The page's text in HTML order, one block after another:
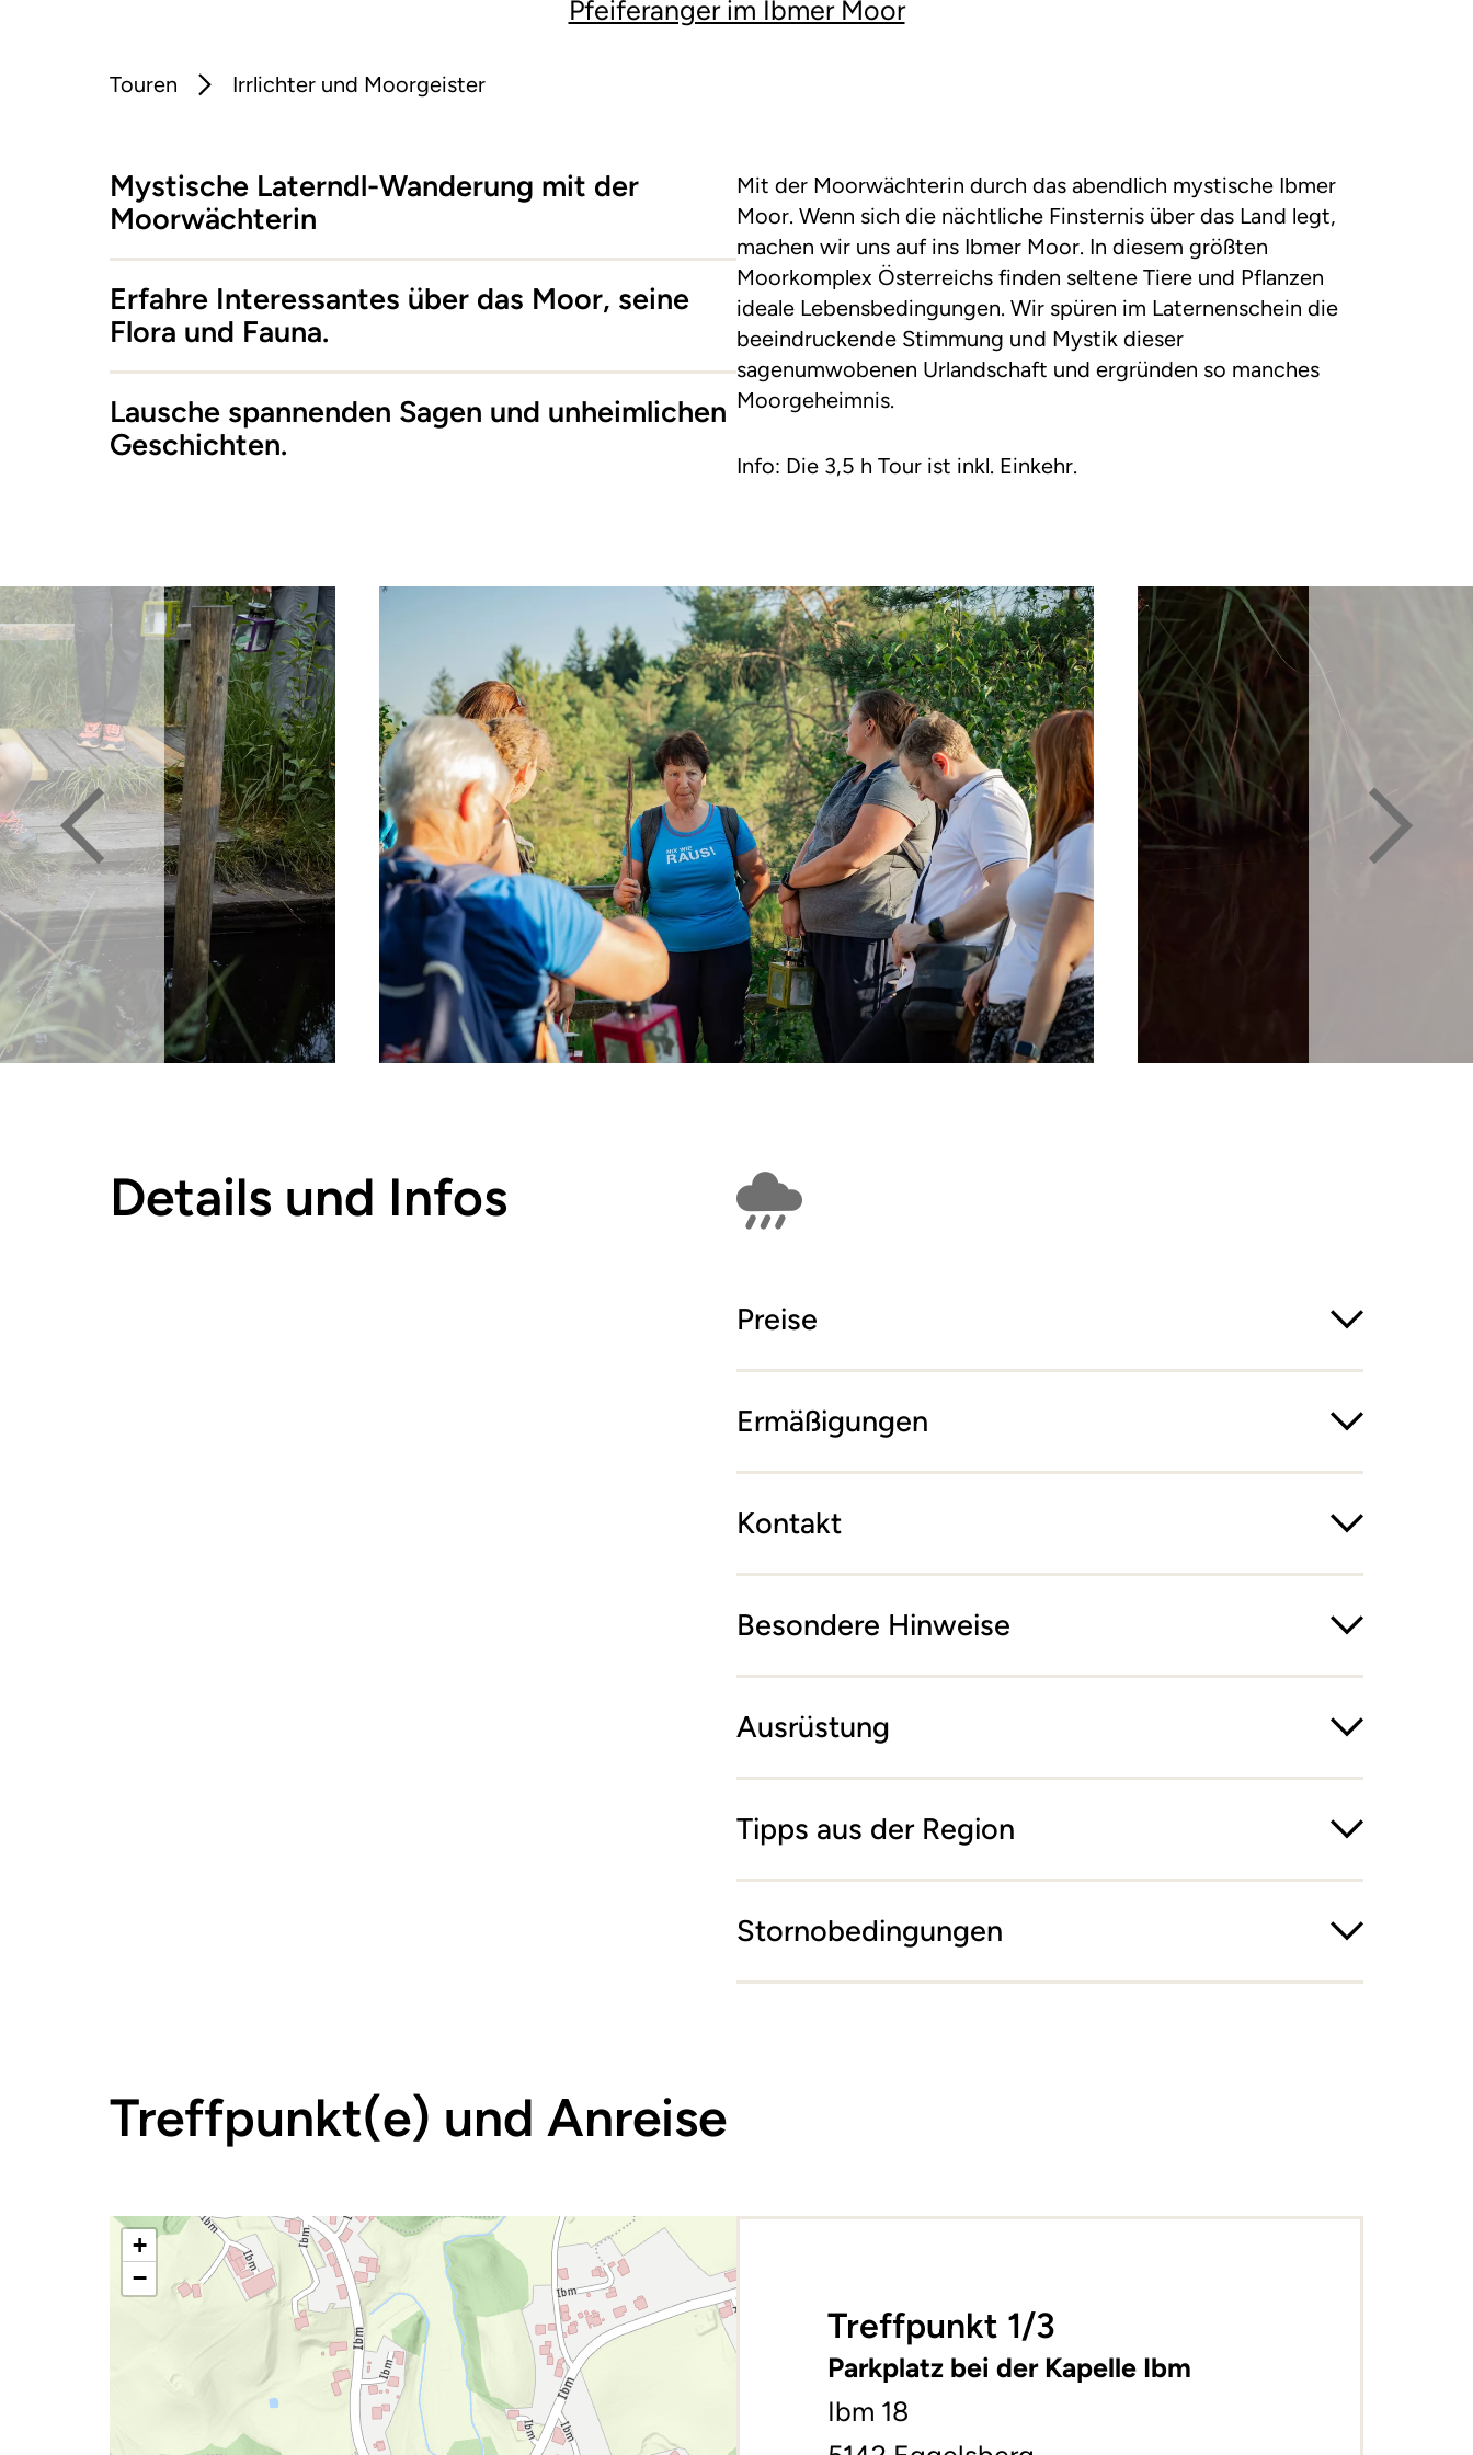
Pfeiferanger im Ibmer Moor
Touren Irrlichter und Moorgeister
Mystische Laterndl-Wanderung mit der
Moorwächterin
Erfahre Interessantes über das Moor, seine
Flora und Fauna.
Lausche spannenden Sagen und unheimlichen
Geschichten.
Mit der Moorwächterin durch das abendlich mystische Ibmer
Moor. Wenn sich die nächtliche Finsternis über das Land legt,
machen wir uns auf ins Ibmer Moor. In diesem größten
Moorkomplex Österreichs finden seltene Tiere und Pflanzen
ideale Lebensbedingungen. Wir spüren im Laternenschein die
beeindruckende Stimmung und Mystik dieser
sagenumwobenen Urlandschaft und ergründen so manches
Moorgeheimnis.
Info: Die 3,5 h Tour ist inkl. Einkehr.
Details und Infos
Preise
Ermäßigungen
Kontakt
Besondere Hinweise
Ausrüstung
Tipps aus der Region
Stornobedingungen
Treffpunkt(e) und Anreise
+
−
Treffpunkt 1/3
Parkplatz bei der Kapelle Ibm
Ibm 18